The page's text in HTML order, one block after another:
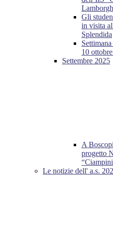
Gli
in visita
Splendida
10
Settembre 2025
A
progetto
Le notizie dell' a.s.